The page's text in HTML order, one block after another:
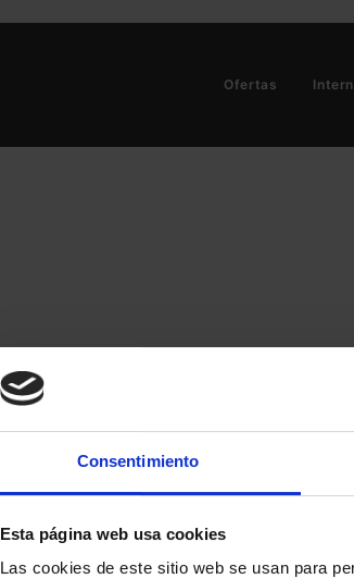
Consentimiento
Esta página web usa cookies
Las cookies de este sitio web se usan para
Ofertas